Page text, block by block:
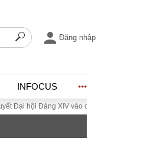
Đăng nhập
INFOCUS
Đảng XIV vào cuộc sống